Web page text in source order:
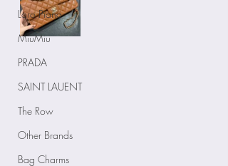
Loro Piana
MiuMiu
PRADA
SAINT LAUENT
The Row
Other Brands
Bag Charms